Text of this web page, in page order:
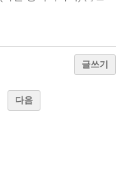
글쓰기
다음